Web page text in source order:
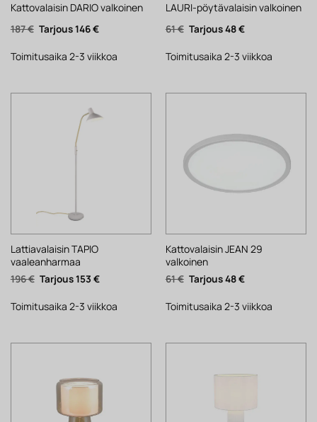
Kattovalaisin DARIO valkoinen
187€ Alkuperäinen
hinta
187 €.
146€Nykyinen
146 €.
Toimitusaika 2-3 viikkoa
LAURI-pöytävalaisin valkoinen
61€ Alkuperäinen
hinta
61 €.
48€Nykyinen
48 €.
Toimitusaika 2-3 viikkoa
Lattiavalaisin TAPIO
vaaleanharmaa
196€ Alkuperäinen
hinta
196 €.
153 €Nykyinen
153 €.
Toimitusaika 2-3 viikkoa
Kattovalaisin JEAN 29
valkoinen
61€ Alkuperäinen
hinta
61 €.
48€Nykyinen
48 €.
Toimitusaika 2-3 viikkoa